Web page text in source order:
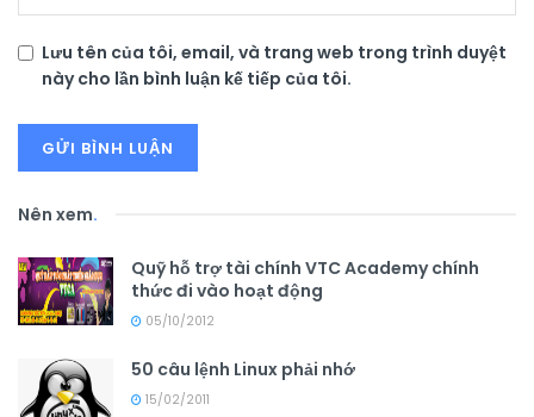
Lưu tên của tôi, email, và trang web trong trình duyệt
này cho lần bình luận kế tiếp của tôi.
Nên xem.
Quỹ hỗ trợ tài chính VTC Academy chính
thức đi vào hoạt động
05/10/2012
50 câu lệnh Linux phải nhớ
15/02/2011